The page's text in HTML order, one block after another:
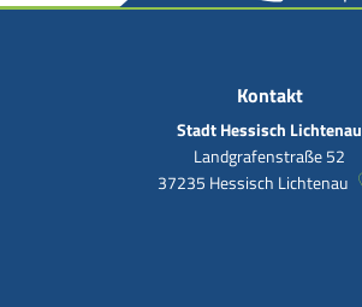
Kontakt
Stadt Hessisch Lichtenau
Landgrafenstraße 52
37235 Hessisch Lichtenau